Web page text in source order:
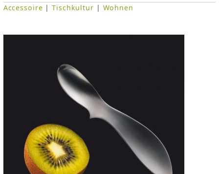
Accessoire |Tischkultur | Wohnen